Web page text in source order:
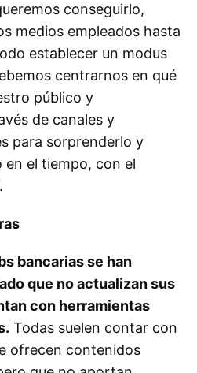
conseguirlo,
medios empleados hasta
establecer un modus
centrarnos en qué
público y
de canales y
para sorprenderlo y
el tiempo, con el
bancarias se han
que no actualizan sus
con herramientas
Todas suelen contar con
ofrecen contenidos